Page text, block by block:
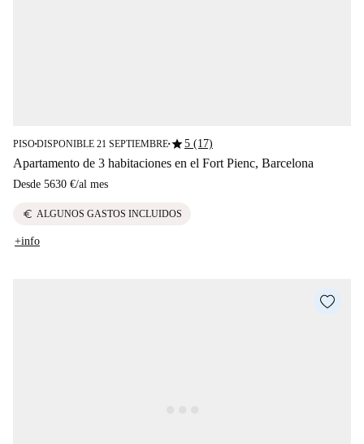
PISO■DISPONIBLE 21 SEPTIEMBRE■star5 (17)
Apartamento de 3 habitaciones en el Fort Pienc, Barcelona
Desde 5630 €/al mes
euro ALGUNOS GASTOS INCLUIDOS
+info